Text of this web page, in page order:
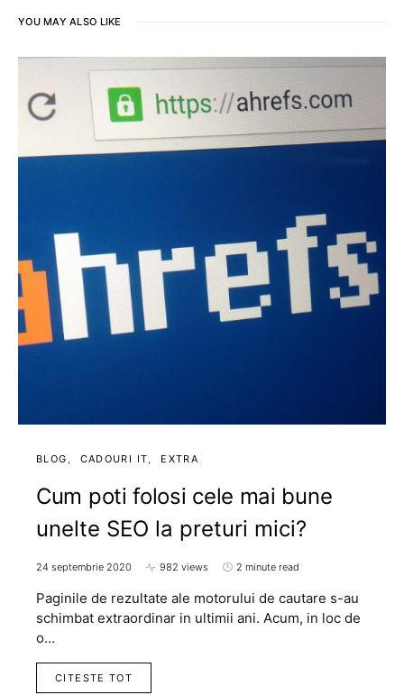
YOU MAY ALSO LIKE
BLOG CADOURI IT EXTRA
Cum poti folosi cele mai bune
unelte SEO la preturi mici?
24 septembrie 2020 982 views 2 minute read
Paginile de rezultate ale motorului de cautare s-au
schimbat extraordinar in ultimii ani. Acum, in loc de
o…
CITESTE TOT